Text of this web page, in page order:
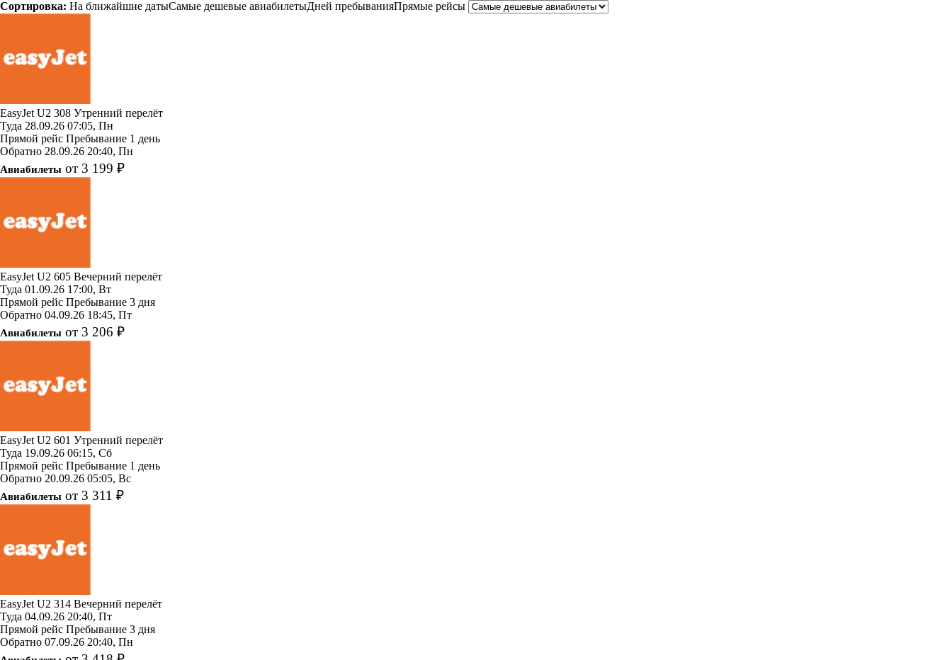
Сортировка: На ближайшие датыСамые дешевые авиабилетыДней пребыванияПрямые рейсы
EasyJet U2 308 Утренний перелёт
Туда 28.09.26 07:05, Пн
Прямой рейс Пребывание 1 день
Обратно 28.09.26 20:40, Пн
Авиабилеты от 3 199 ₽
EasyJet U2 605 Вечерний перелёт
Туда 01.09.26 17:00, Вт
Прямой рейс Пребывание 3 дня
Обратно 04.09.26 18:45, Пт
Авиабилеты от 3 206 ₽
EasyJet U2 601 Утренний перелёт
Туда 19.09.26 06:15, Сб
Прямой рейс Пребывание 1 день
Обратно 20.09.26 05:05, Вс
Авиабилеты от 3 311 ₽
EasyJet U2 314 Вечерний перелёт
Туда 04.09.26 20:40, Пт
Прямой рейс Пребывание 3 дня
Обратно 07.09.26 20:40, Пн